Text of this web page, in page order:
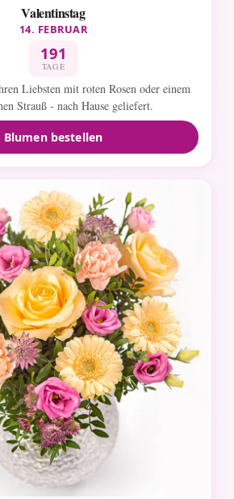
Valentinstag
14. FEBRUAR
191
TAGE
Liebsten mit roten Rosen oder einem
Strauß - nach Hause geliefert.
Blumen bestellen